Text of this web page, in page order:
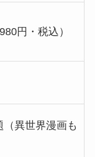
円・税込）
異世界漫画も